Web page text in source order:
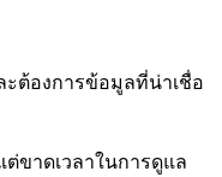
ต้องการข้อมูลที่น่าเชื่อ
ขาดเวลาในการดูแล